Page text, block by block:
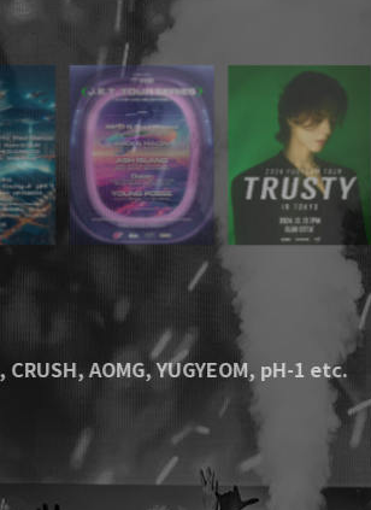
,CRUSH,AOMG,YUGYEOM ,pH-1etc.
Festival @お台場野外特設会場etc.
公式プレイベント企画・制作